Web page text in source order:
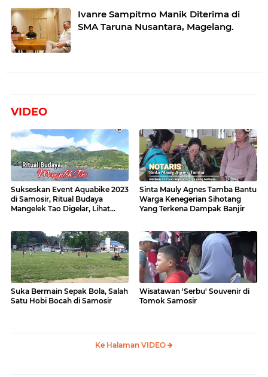
Ivanre Sampitmo Manik Diterima di
SMA Taruna Nusantara, Magelang.
VIDEO
Sukseskan Event Aquabike 2023
di Samosir, Ritual Budaya
Mangelek Tao Digelar, Lihat
Sinta Mauly Agnes Tamba Bantu
Warga Kenegerian Sihotang
Yang Terkena Dampak Banjir
Suka Bermain Sepak Bola, Salah
Satu Hobi Bocah di Samosir
Wisatawan 'Serbu' Souvenir di
Tomok Samosir
Ke Halaman VIDEO